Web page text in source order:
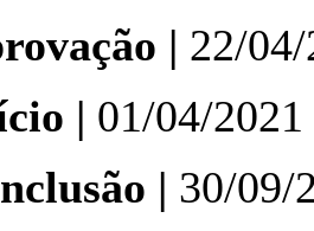
| 22/
| 01/04/2021
| 30/09/